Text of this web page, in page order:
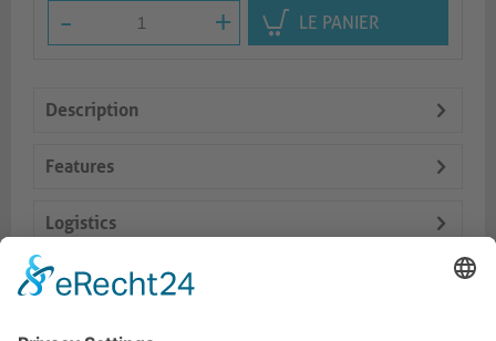
- + LE PANIER
Description
Features
Logistics
Dokumente
Prod. similaires